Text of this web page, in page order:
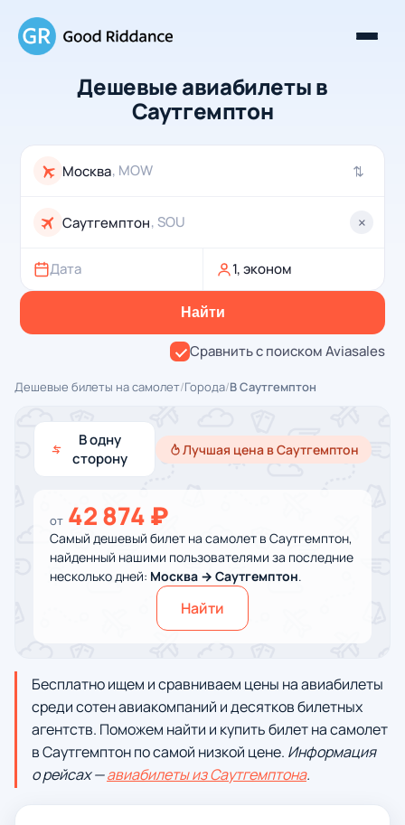
Дешевые авиабилеты в
Саутгемптон
, MOW ⇄
, SOU ×
Дата 1, эконом
Найти
Сравнить с поиском Aviasales
Дешевые билеты на самолет/Города/В Саутгемптон
В одну
сторону
Лучшая цена в Саутгемптон
от 42 874 ₽
Самый дешевый билет на самолет в Саутгемптон,
найденный нашими пользователями за последние
несколько дней: Москва → Саутгемптон.
Найти
Бесплатно ищем и сравниваем цены на авиабилеты
среди сотен авиакомпаний и десятков билетных
агентств. Поможем найти и купить билет на самолет
в Саутгемптон по самой низкой цене. Информация
о рейсах —авиабилеты из Саутгемптона.